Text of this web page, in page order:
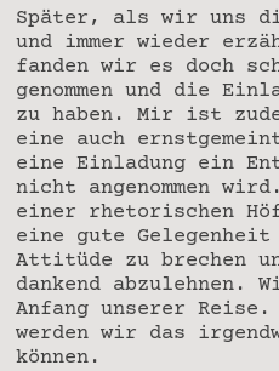
Später, als wir uns
und immer wieder
fanden wir es doch
genommen und die
zu haben. Mir ist
eine auch
eine Einladung ein
nicht angenommen
einer rhetorischen
eine gute Gelegenheit
Attitüde zu brechen
dankend abzulehnen.
Anfang unserer
werden wir das
können.